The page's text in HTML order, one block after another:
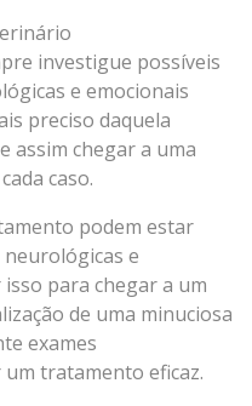
investigue possíveis
e emocionais
preciso daquela
assim chegar a uma
caso.
podem estar
e
para chegar a um
de uma minuciosa
exames
tratamento eficaz.